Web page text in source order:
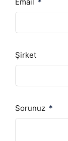
Şirket
Sorunuz